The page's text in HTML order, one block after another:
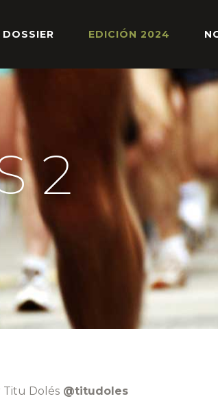
DOSSIER EDICIÓN 2024
2
Titu Dolés @titudoles